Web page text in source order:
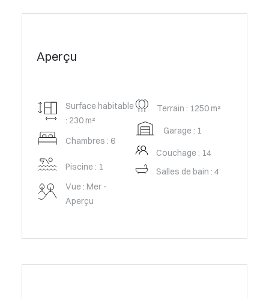
Aperçu
Surface habitable
: 230 m²
Chambres : 6
Piscine : 1
Vue : Mer -
Aperçu
Terrain : 1250 m²
Garage : 1
Couchage : 14
Salles de bain : 4